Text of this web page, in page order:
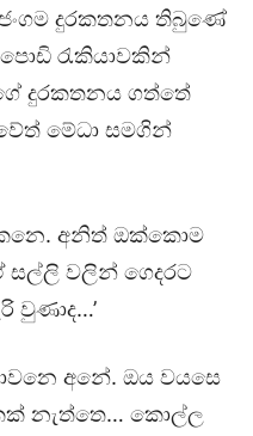
දුරකතනය තිබුණේ
රැකියාවකින්
දුරකතනය ගත්තේ
මේධා සමගින්
අනිත් ඔක්කොම
වලින් ගෙදරට
වුණාද…’
අනේ. ඔය වයසෙ
නැත්තෙ… කොල්ල